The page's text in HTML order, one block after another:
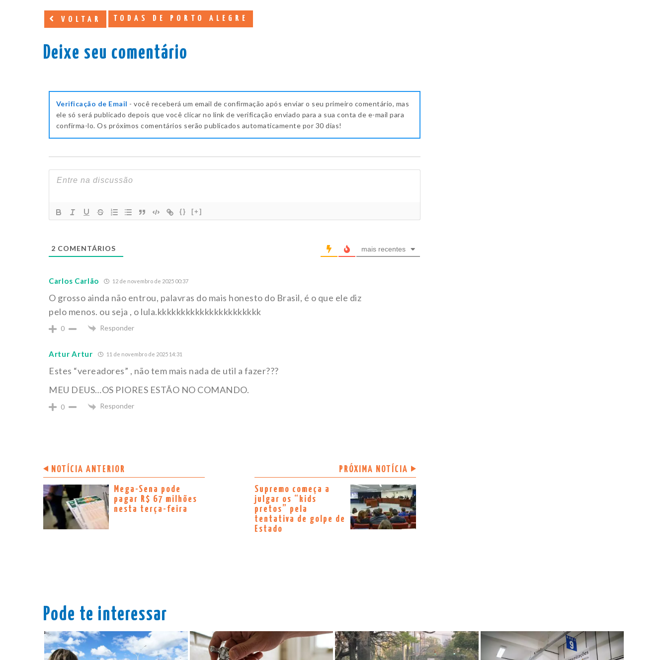
VOLTAR TODAS DE PORTO ALEGRE
Deixe seu comentário
Verificação de Email - você receberá um email de confirmação após enviar o seu primeiro comentário, mas
ele só será publicado depois que você clicar no link de verificação enviado para a sua conta de e-mail para
confirma-lo. Os próximos comentários serão publicados automaticamente por 30 dias!
{} [+]
2 COMENTÁRIOS mais recentes
Carlos Carlão 12 de novembro de 2025 00:37
O grosso ainda não entrou, palavras do mais honesto do Brasil, é o que ele diz
pelo menos. ou seja , o lula.kkkkkkkkkkkkkkkkkkkkkk
0 Responder
Artur Artur 11 de novembro de 2025 14:31
Estes “vereadores” , não tem mais nada de util a fazer???
MEU DEUS…OS PIORES ESTÃO NO COMANDO.
0 Responder
NOTÍCIA ANTERIOR
Mega-Sena pode
pagar R$ 67 milhões
nesta terça-feira
PRÓXIMA NOTÍCIA
Supremo começa a
julgar os “kids
pretos” pela
tentativa de golpe de
Estado
Pode te interessar